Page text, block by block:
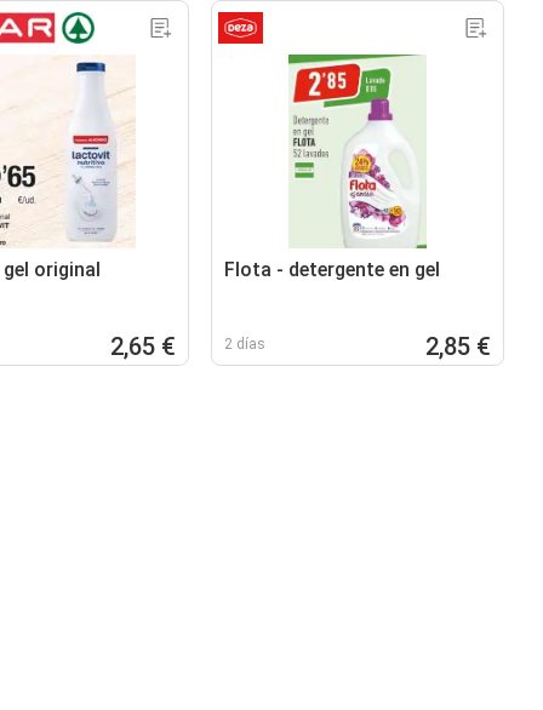
original
2,65 €
Flota - detergente en gel
2 días 2,85 €